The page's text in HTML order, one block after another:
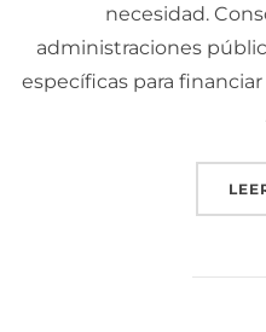
necesidad.
administraciones
específicas para